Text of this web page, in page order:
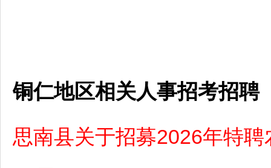
铜仁地区相关人事招考招聘
思南县关于招募2026年特